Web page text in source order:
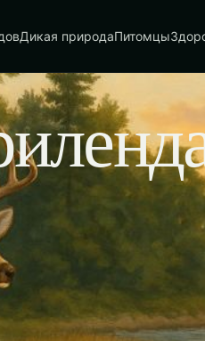
Дикая природаПитомцы